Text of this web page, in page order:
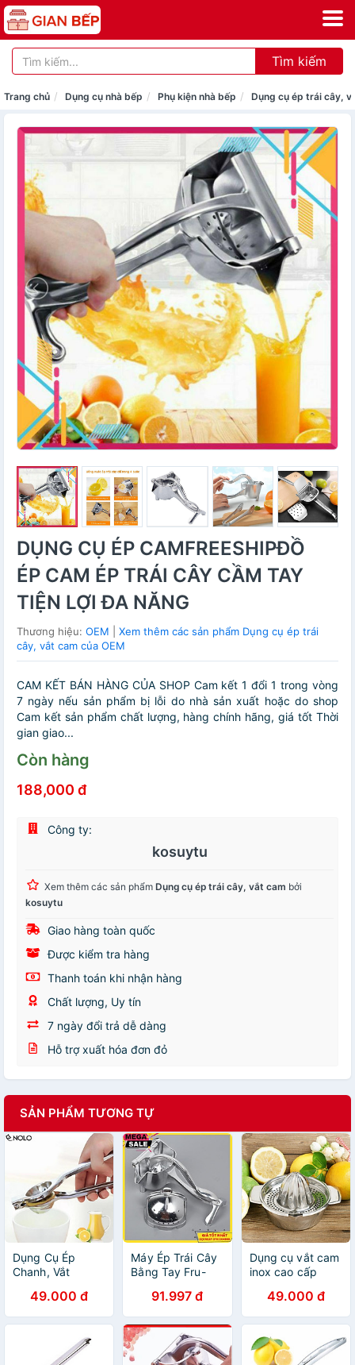
Tìm kiếm
Trang chủ Dụng cụ nhà bếp Phụ kiện nhà bếp Dụng cụ ép trái cây,
DỤNG CỤ ÉP CAMFREESHIPĐỒ
ÉP CAM ÉP TRÁI CÂY CẦM TAY
TIỆN LỢI ĐA NĂNG
Thương hiệu: OEM
Xem thêm các sản phẩm Dụng cụ ép trái
cây, vắt cam của OEM
CAM KẾT BÁN HÀNG CỦA SHOP Cam kết 1 đổi 1 trong vòng
7 ngày nếu sản phẩm bị lỗi do nhà sản xuất hoặc do shop
Cam kết sản phẩm chất lượng, hàng chính hãng, giá tốt Thời
gian giao...
Còn hàng
188,000 đ
Công ty:
kosuytu
Xem thêm các sản phẩm Dụng cụ ép trái cây, vắt cam bởi
kosuytu
Giao hàng toàn quốc
Được kiểm tra hàng
Thanh toán khi nhận hàng
Chất lượng, Uy tín
7 ngày đổi trả dễ dàng
Hỗ trợ xuất hóa đơn đỏ
SẢN PHẨM TƯƠNG TỰ
Dụng Cụ Ép
Chanh, Vắt
Cốt Chanh
49.000 đ
Máy Ép Trái Cây
Bằng Tay Fru-
Bưởi, Dưa, Thơm
Dụng Cụ Ép Cam
Chuyên Dụng -
Giao Hàng Toàn
Quốc
91.997 đ
Dụng cụ vắt cam
inox cao cấp
49.000 đ